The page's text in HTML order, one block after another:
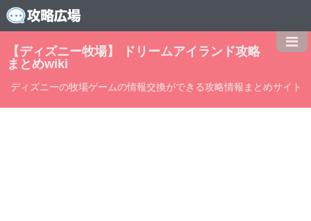
【ディズニー牧場】 ドリームアイランド攻略
まとめwiki
ディズニーの牧場ゲームの情報交換ができる攻略情報まとめサイト